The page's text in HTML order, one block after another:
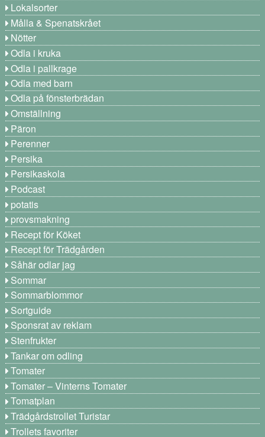
Lokalsorter
Målla & Spenatskrået
Nötter
Odla i kruka
Odla i pallkrage
Odla med barn
Odla på fönsterbrädan
Omställning
Päron
Perenner
Persika
Persikaskola
Podcast
potatis
provsmakning
Recept för Köket
Recept för Trädgården
Såhär odlar jag
Sommar
Sommarblommor
Sortguide
Sponsrat av reklam
Stenfrukter
Tankar om odling
Tomater
Tomater – Vinterns Tomater
Tomatplan
Trädgårdstrollet Turistar
Trollets favoriter